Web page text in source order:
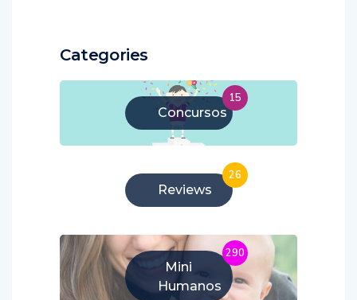
Categories
Concursos
15
Reviews
26
Mini
Humanos
290